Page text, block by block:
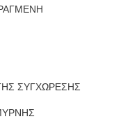
ΣΥΓΧΩΡΕΣΗΣ